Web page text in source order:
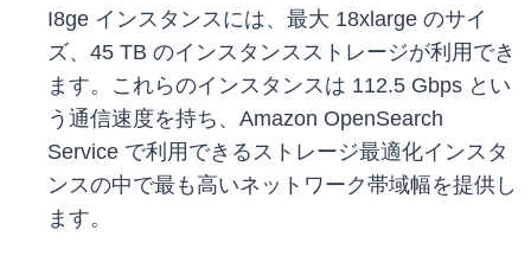
I8ge インスタンスには、最大 18xlarge のサイ
ズ、45 TB のインスタンスストレージが利用でき
ます。これらのインスタンスは 112.5 Gbps とい
う通信速度を持ち、Amazon OpenSearch
Service で利用できるストレージ最適化インスタ
ンスの中で最も高いネットワーク帯域幅を提供し
ます。